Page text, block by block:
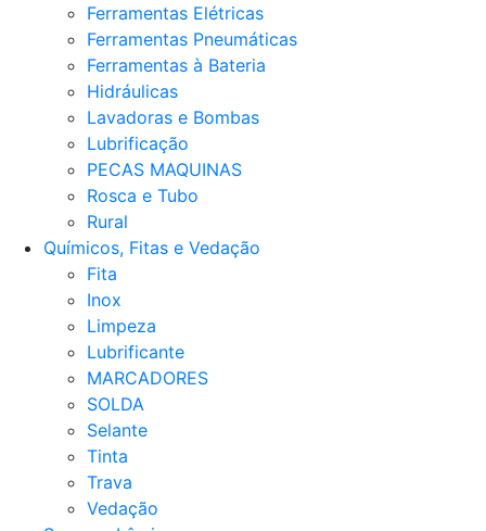
Ferramentas Elétricas
Ferramentas Pneumáticas
Ferramentas à Bateria
Hidráulicas
Lavadoras e Bombas
Lubrificação
PECAS MAQUINAS
Rosca e Tubo
Rural
Químicos, Fitas e Vedação
Fita
Inox
Limpeza
Lubrificante
MARCADORES
SOLDA
Selante
Tinta
Trava
Vedação